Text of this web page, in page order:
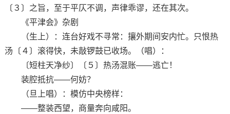
〔３〕之旨，至于平仄不调，声律乖谬，还在其次。
《平津会》杂剧
（生上）：连台好戏不寻常：攘外期间安内忙。只恨热
汤〔４〕滚得快，未敲锣鼓已收场。（唱）：
〔短柱天净纱〕〔５〕热汤混账——逃亡！
装腔抵抗——何妨？
（旦上唱）：模仿中央榜样：
——整装西望，商量奔向咸阳。